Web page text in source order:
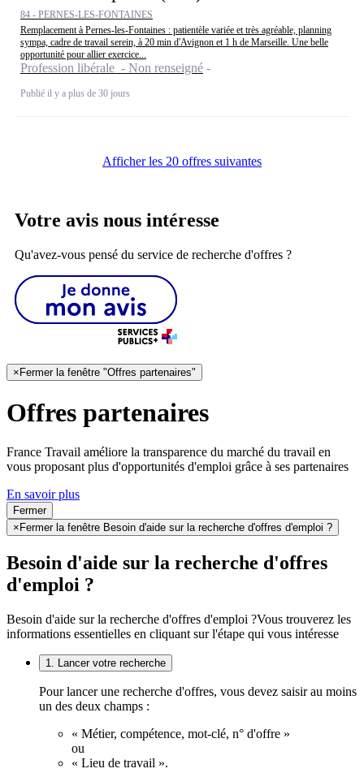
84 - PERNES-LES-FONTAINES
Remplacement à Pernes-les-Fontaines : patientèle variée et très agréable, planning
sympa, cadre de travail serein, à 20 min d'Avignon et 1 h de Marseille. Une belle
opportunité pour allier exercice...
Profession libérale - Non renseigné
Publié il y a plus de 30 jours
Afficher les 20 offres suivantes
Votre avis nous intéresse
Qu'avez-vous pensé du service de recherche d'offres ?
×Fermer la fenêtre "Offres partenaires"
Offres partenaires
France Travail améliore la transparence du marché du travail en
vous proposant plus d'opportunités d'emploi grâce à ses partenaires
En savoir plus
Fermer
× Fermer la fenêtre Besoin d'aide sur la recherche d'offres d'emploi ?
Besoin d'aide sur la recherche d'offres
d'emploi ?
Besoin d'aide sur la recherche d'offres d'emploi ?Vous trouverez les
informations essentielles en cliquant sur l'étape qui vous intéresse
1. Lancer votre recherche
Pour lancer une recherche d'offres, vous devez saisir au moins
un des deux champs :
« Métier, compétence, mot-clé, n° d'offre »
ou
« Lieu de travail ».